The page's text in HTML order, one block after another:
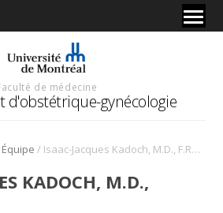
de médecine
d'obstétrique-gynécologie
Équipe / Isaac-Jacques Kadoch, M.D., F.R.C.S.C.
KADOCH, M.D.,